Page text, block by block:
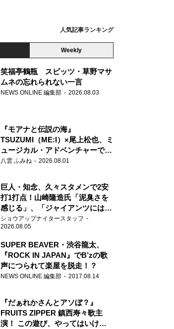
人気記事ランキング
Weekly
笑福亭鶴瓶 スピッツ・草野マサ
ムネの忘れられない一言
NEWS ONLINE 編集部 2026.08.03
『モアナと伝説の海』
TSUZUMI（ME:I）×尾上松也、ミ
ュージカル・アドベンチャーで美
声を響かせる
八雲 ふみね 2026.08.01
巨人・知念、久々スタメンで2安
打1打点！山崎隆造氏「泥臭さを
感じる」、「ジャイアンツには少
ないタイプ」
ショウアップナイタースタッフ
2026.08.05
SUPER BEAVER・渋谷龍太、
『ROCK IN JAPAN』でB’zの歌
声につられて楽屋を脱走！？
NEWS ONLINE 編集部 2017.08.14
『だぁれかさんとアソぼ？』
FRUITS ZIPPER 鎮西寿々歌主
演！ この遊び、やってはいけま